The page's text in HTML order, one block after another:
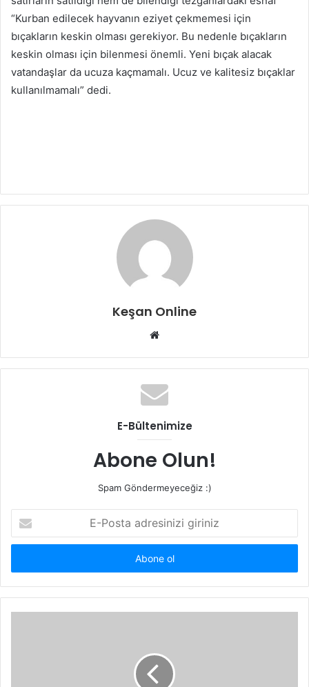
“Kurban edilecek hayvanın eziyet çekmemesi için
bıçakların keskin olması gerekiyor. Bu nedenle bıçakların
keskin olması için bilenmesi önemli. Yeni bıçak alacak
vatandaşlar da ucuza kaçmamalı. Ucuz ve kalitesiz bıçaklar
kullanılmamalı” dedi.
Keşan Online
Web
E-Bültenimize
Abone Olun!
Spam Göndermeyeceğiz :)
Posta
adresinizi